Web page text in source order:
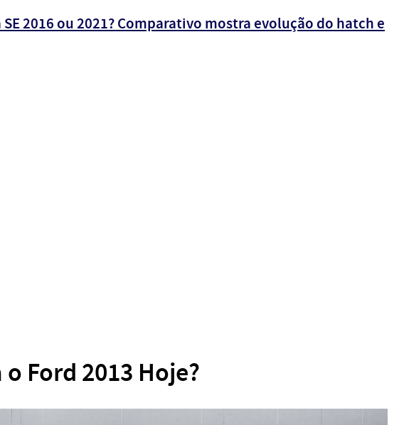
SE 2016 ou 2021? Comparativo mostra evolução do hatch e
Ford 2013 Hoje?